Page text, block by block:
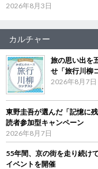
2026年8月3日
カルチャー
旅の思い出を
せ「旅行川柳
2026年8月7日
東野圭吾が選んだ「記憶に
読者参加型キャンペーン
2026年8月7日
55年間、京の街を走り続け
イベントを開催